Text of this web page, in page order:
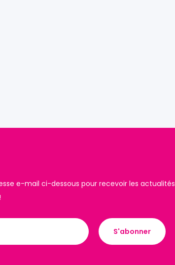
e-mail ci-dessous pour recevoir les actualités